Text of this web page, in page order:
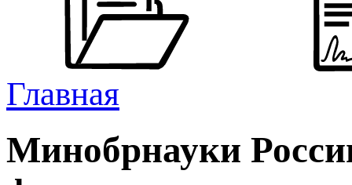
Главная
Минобрнауки